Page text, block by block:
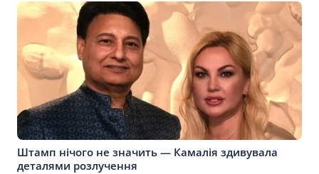
Штамп нічого не значить — Камалія здивувала
деталями розлучення